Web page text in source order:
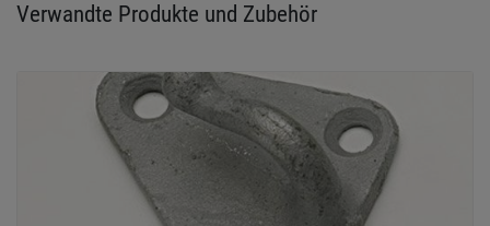
Verwandte Produkte und Zubehör